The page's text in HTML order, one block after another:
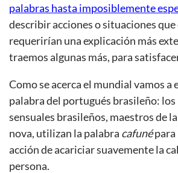
palabras hasta imposiblemente
describir acciones o situaciones
requerirían una explicación más
traemos algunas más, para
Como se acerca el mundial vamos a
palabra del portugués brasileño:
sensuales brasileños, maestros de
nova, utilizan la palabra cafunépara
acción de acariciar suavemente la
persona.